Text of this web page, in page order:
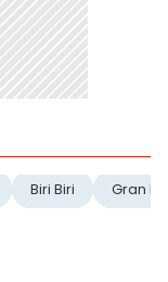
Biri Biri Gran